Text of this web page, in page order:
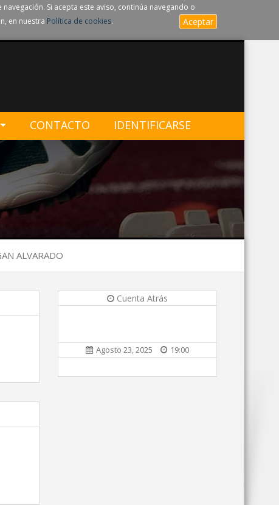
Si acepta este aviso, continúa navegando o
en nuestra Política de cookies. Aceptar
CONTACTO IDENTIFICARSE
ALVARADO
Cuenta Atrás
Agosto 23, 2025 19:00